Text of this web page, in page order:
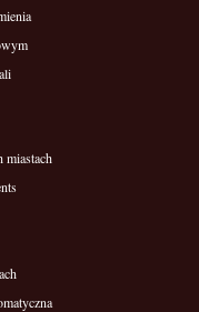
miastach